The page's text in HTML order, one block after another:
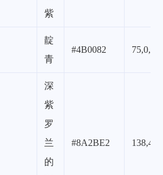
紫
靛
青
#4B0082
深
紫
罗
兰
的
#8A2BE2